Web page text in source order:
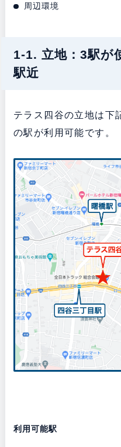
周辺環境
1-1. 立地：3駅が
駅近
テラス四谷の立地は下
の駅が利用可能です。
利用可能駅